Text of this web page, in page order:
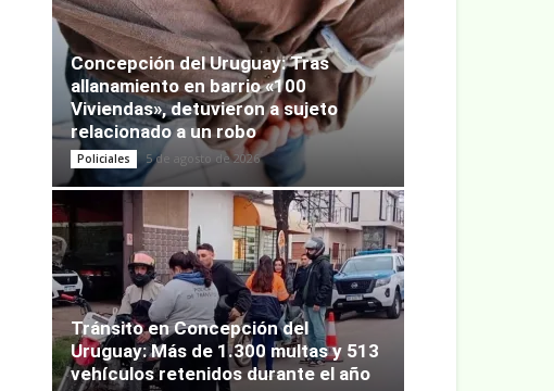
Concepción del Uruguay: Tras
allanamiento en barrio «100
Viviendas», detuvieron a sujeto
relacionado a un robo
Policiales 5 de agosto de 2026
Tránsito en Concepción del
Uruguay: Más de 1.300 multas y 513
vehículos retenidos durante el año